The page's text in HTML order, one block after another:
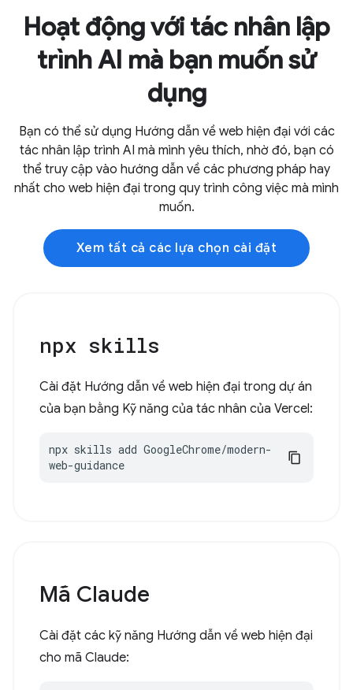
Hoạt động với tác nhân lập
trình AI mà bạn muốn sử
dụng
Bạn có thể sử dụng Hướng dẫn về web hiện đại với các
tác nhân lập trình AI mà mình yêu thích, nhờ đó, bạn có
thể truy cập vào hướng dẫn về các phương pháp hay
nhất cho web hiện đại trong quy trình công việc mà mình
muốn.
Xem tất cả các lựa chọn cài đặt
npx skills
Cài đặt Hướng dẫn về web hiện đại trong dự án
của bạn bằng Kỹ năng của tác nhân của Vercel:
npx skills add GoogleChrome/modern-
web-guidance
Mã Claude
Cài đặt các kỹ năng Hướng dẫn về web hiện đại
cho mã Claude: